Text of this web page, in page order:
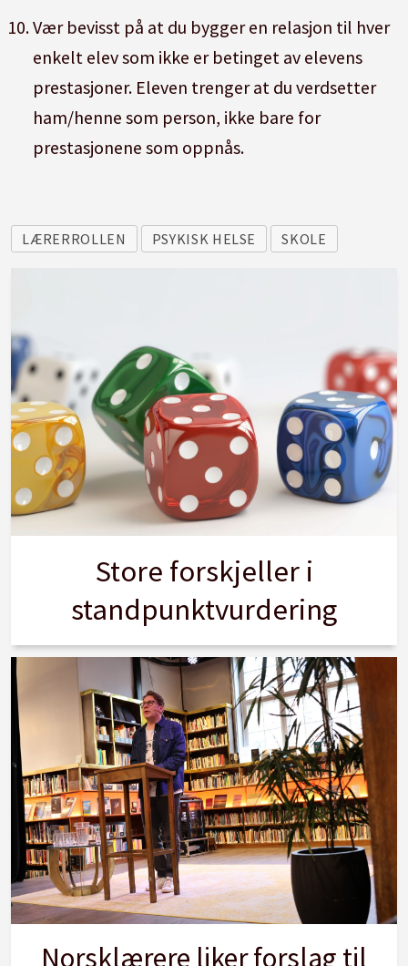
Vær bevisst på at du bygger en relasjon til hver
enkelt elev som ikke er betinget av elevens
prestasjoner. Eleven trenger at du verdsetter
ham/henne som person, ikke bare for
prestasjonene som oppnås.
LÆRERROLLEN PSYKISK HELSE SKOLE
Store forskjeller i
standpunktvurdering
Norsklærere liker forslag til